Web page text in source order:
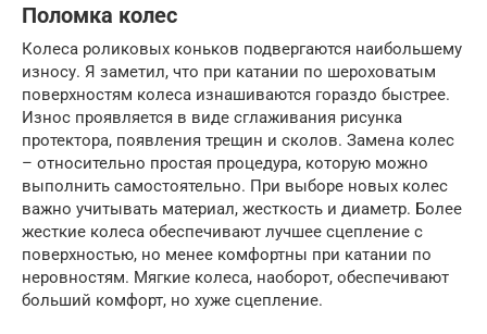
Поломка колес
Колеса роликовых коньков подвергаются наибольшему
износу. Я заметил, что при катании по шероховатым
поверхностям колеса изнашиваются гораздо быстрее.
Износ проявляется в виде сглаживания рисунка
протектора, появления трещин и сколов. Замена колес
– относительно простая процедура, которую можно
выполнить самостоятельно. При выборе новых колес
важно учитывать материал, жесткость и диаметр. Более
жесткие колеса обеспечивают лучшее сцепление с
поверхностью, но менее комфортны при катании по
неровностям. Мягкие колеса, наоборот, обеспечивают
больший комфорт, но хуже сцепление.